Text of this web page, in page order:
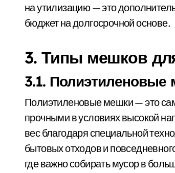
на утилизацию — это
бюджет на долгосрочной основе.
3. Типы мешков
3.1. Полиэтиленовые
Полиэтиленовые мешки — это
прочными в условиях высокой
вес благодаря специальной
бытовых отходов и
где важно собирать мусор в